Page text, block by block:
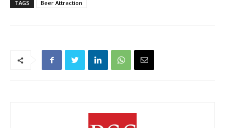
TAGS Beer Attraction